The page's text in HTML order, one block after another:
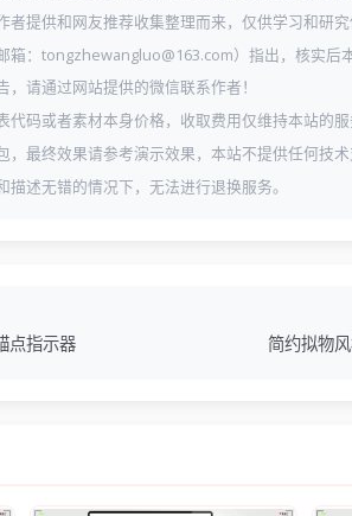
提供和网友推荐收集整理而来，仅供学习和研究
箱：tongzhewangluo@163.com）指出，核实后
请通过网站提供的微信联系作者！
码或者素材本身价格，收取费用仅维持本站的服
最终效果请参考演示效果，本站不提供任何技术
述无错的情况下，无法进行退换服务。
点指示器 简约拟物风